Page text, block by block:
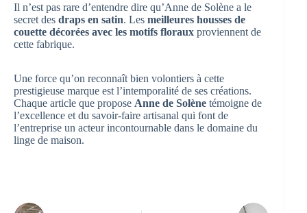
Il n’est pas rare d’entendre dire qu’Anne de Solène a le
secret des draps en satin. Les meilleures housses de
couette décorées avec les motifs floraux proviennent de
cette fabrique.
Une force qu’on reconnaît bien volontiers à cette
prestigieuse marque est l’intemporalité de ses créations.
Chaque article que propose Anne de Solène témoigne de
l’excellence et du savoir-faire artisanal qui font de
l’entreprise un acteur incontournable dans le domaine du
linge de maison.